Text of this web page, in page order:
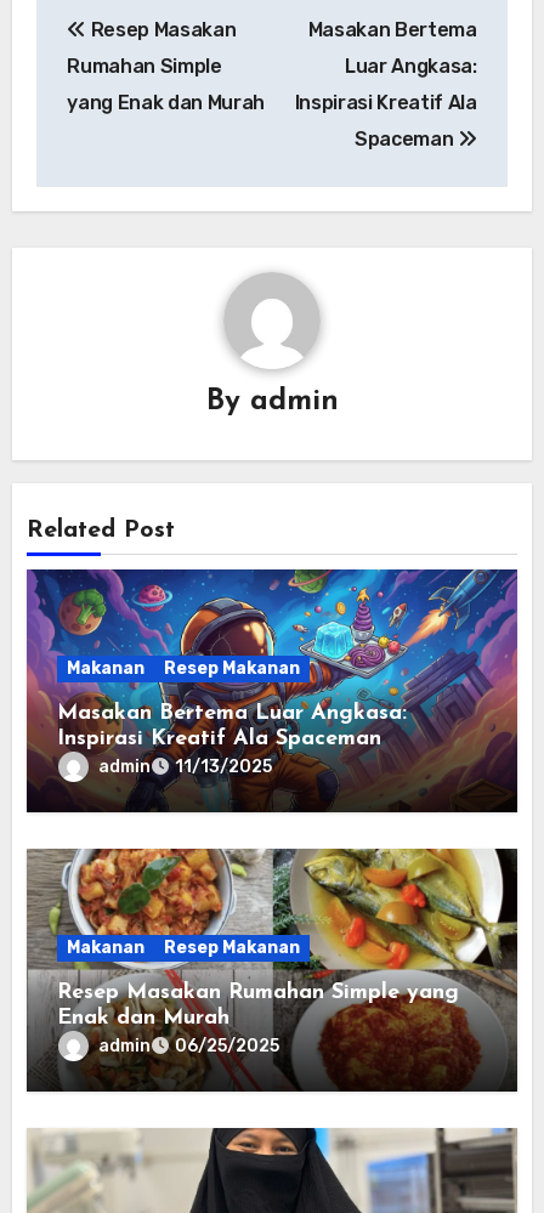
pos
Resep Masakan
Rumahan Simple
yang Enak dan Murah
Masakan Bertema
Luar Angkasa:
Inspirasi Kreatif Ala
Spaceman
By admin
Related Post
Makanan Resep Makanan
Masakan Bertema Luar Angkasa:
Inspirasi Kreatif Ala Spaceman
admin 11/13/2025
Makanan Resep Makanan
Resep Masakan Rumahan Simple yang
Enak dan Murah
admin 06/25/2025